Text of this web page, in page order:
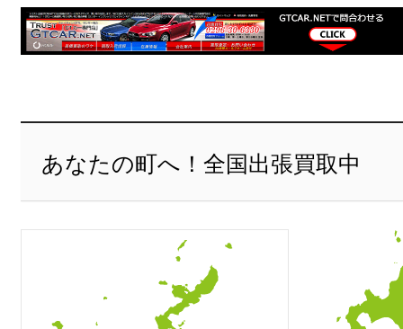
あなたの町へ！全国出張買取中